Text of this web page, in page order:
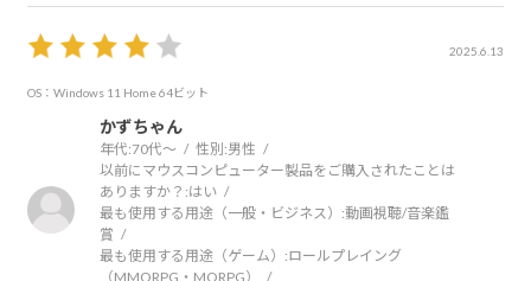
2025.6.13
OS：Windows 11 Home 64ビット
かずちゃん
年代:70代～ 性別:男性
以前にマウスコンピューター製品をご購入されたことは
ありますか？:はい
最も使用する用途（一般・ビジネス）:動画視聴/音楽鑑
賞
最も使用する用途（ゲーム）:ロールプレイング
（MMORPG・MORPG）